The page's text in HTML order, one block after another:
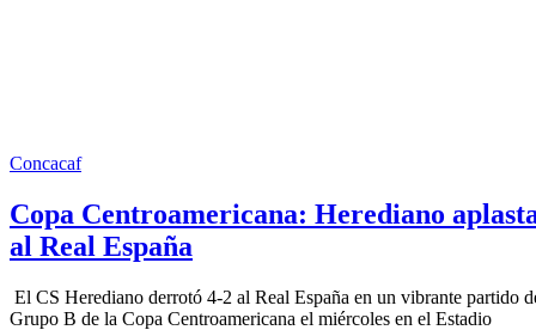
Concacaf
Copa Centroamericana: Herediano
al Real España
El CS Herediano derrotó 4-2 al Real España en un vibrante partido
Grupo B de la Copa Centroamericana el miércoles en el Estadio